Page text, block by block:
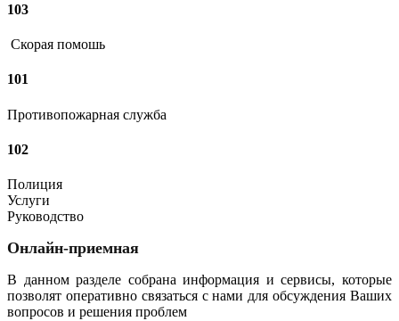
103
Скорая помошь
101
Противопожарная служба
102
Полиция
Услуги
Руководство
Онлайн-приемная
В данном разделе собрана информация и сервисы, которые
позволят оперативно связаться с нами для обсуждения Ваших
вопросов и решения проблем